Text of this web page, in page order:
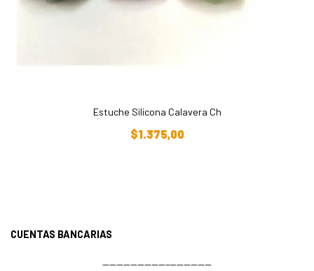
Estuche Silicona Calavera Ch
$1.375,00
CUENTAS BANCARIAS
—————————–——————